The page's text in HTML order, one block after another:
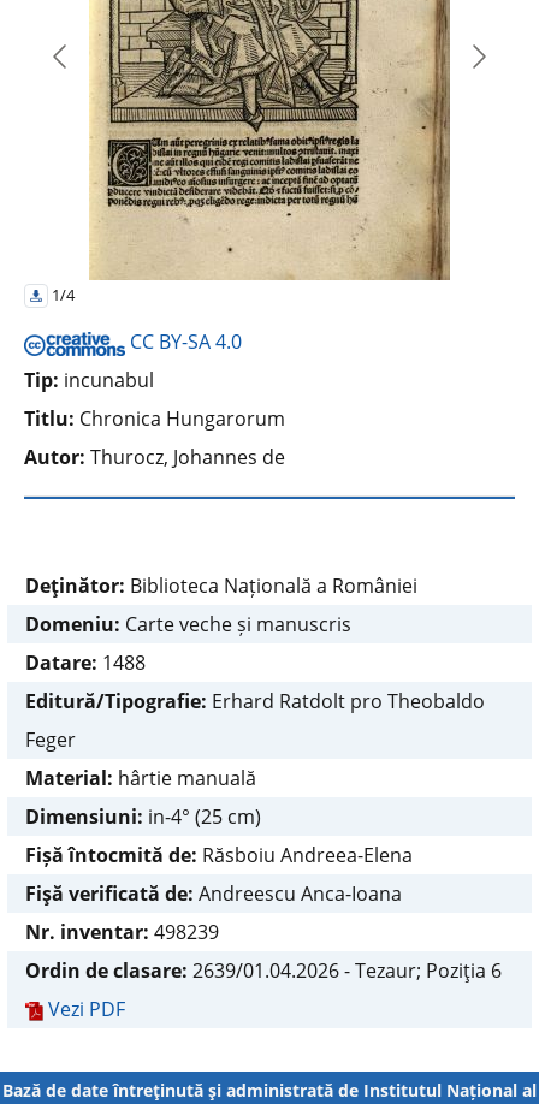
1/4
CC BY-SA 4.0
Tip: incunabul
Titlu: Chronica Hungarorum
Autor: Thurocz, Johannes de
Deţinător: Biblioteca Națională a României
Domeniu: Carte veche și manuscris
Datare: 1488
Editură/Tipografie: Erhard Ratdolt pro Theobaldo
Feger
Material: hârtie manuală
Dimensiuni: in-4° (25 cm)
Fișă întocmită de: Răsboiu Andreea-Elena
Fişă verificată de: Andreescu Anca-Ioana
Nr. inventar: 498239
Ordin de clasare: 2639/01.04.2026 - Tezaur; Poziţia 6
Vezi PDF
Bază de date întreţinută şi administrată de Institutul Național al